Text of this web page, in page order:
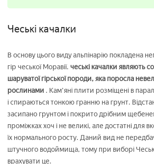
Чеські качалки
В основу цього виду альпінарію покладена
гір чеської Моравії. чеські качалки являють
шаруватої гірської породи, яка поросла
рослинами . Кам'яні плити розміщені в
і спираються тонкою гранню на грунт.
засипано грунтом і покрито дрібним
проміжках хоч і не великі, але достатні для
їх нормального росту. Даний вид не
штучного водоймища, тому при виборі
врахувати це.